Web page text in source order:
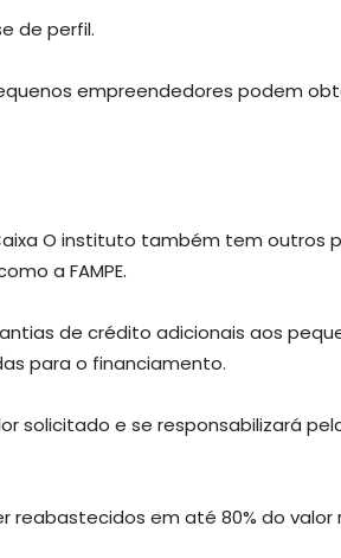
de perfil.
empreendedores podem
O instituto também tem outros
a FAMPE.
de crédito adicionais aos
para o financiamento.
solicitado e se responsabilizará
reabastecidos em até 80% do